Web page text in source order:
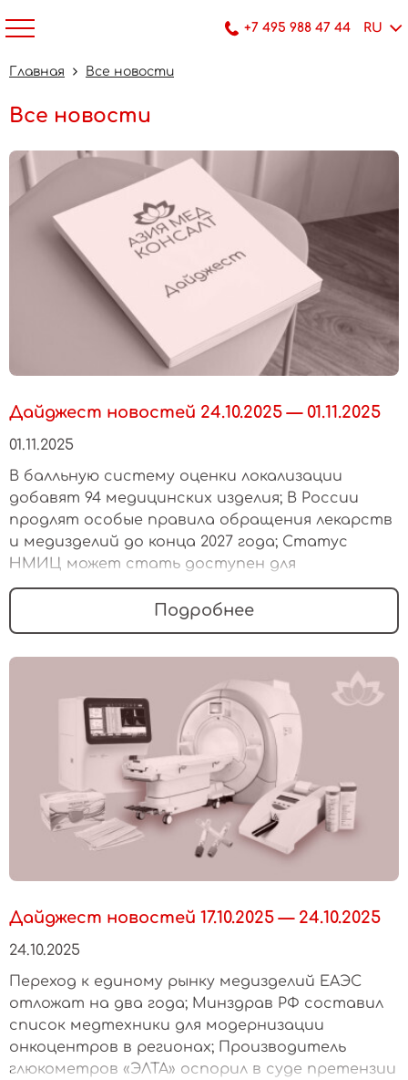
+7 495 988 47 44 RU
Главная Все новости
Все новости
Дайджест новостей 24.10.2025 — 01.11.2025
01.11.2025
В балльную систему оценки локализации
добавят 94 медицинских изделия; В России
продлят особые правила обращения лекарств
и медизделий до конца 2027 года; Статус
НМИЦ может стать доступен для
фармацевтических компаний
Подробнее
Дайджест новостей 17.10.2025 — 24.10.2025
24.10.2025
Переход к единому рынку медизделий ЕАЭС
отложат на два года; Минздрав РФ составил
список медтехники для модернизации
онкоцентров в регионах; Производитель
глюкометров «ЭЛТА» оспорил в суде претензии